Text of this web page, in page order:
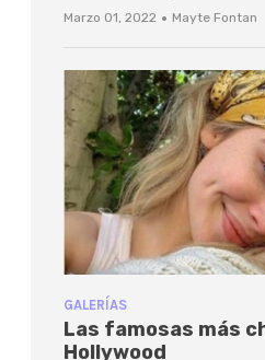
Marzo 01, 2022 · Mayte Fontan
GALERÍAS
Las famosas más
Hollywood